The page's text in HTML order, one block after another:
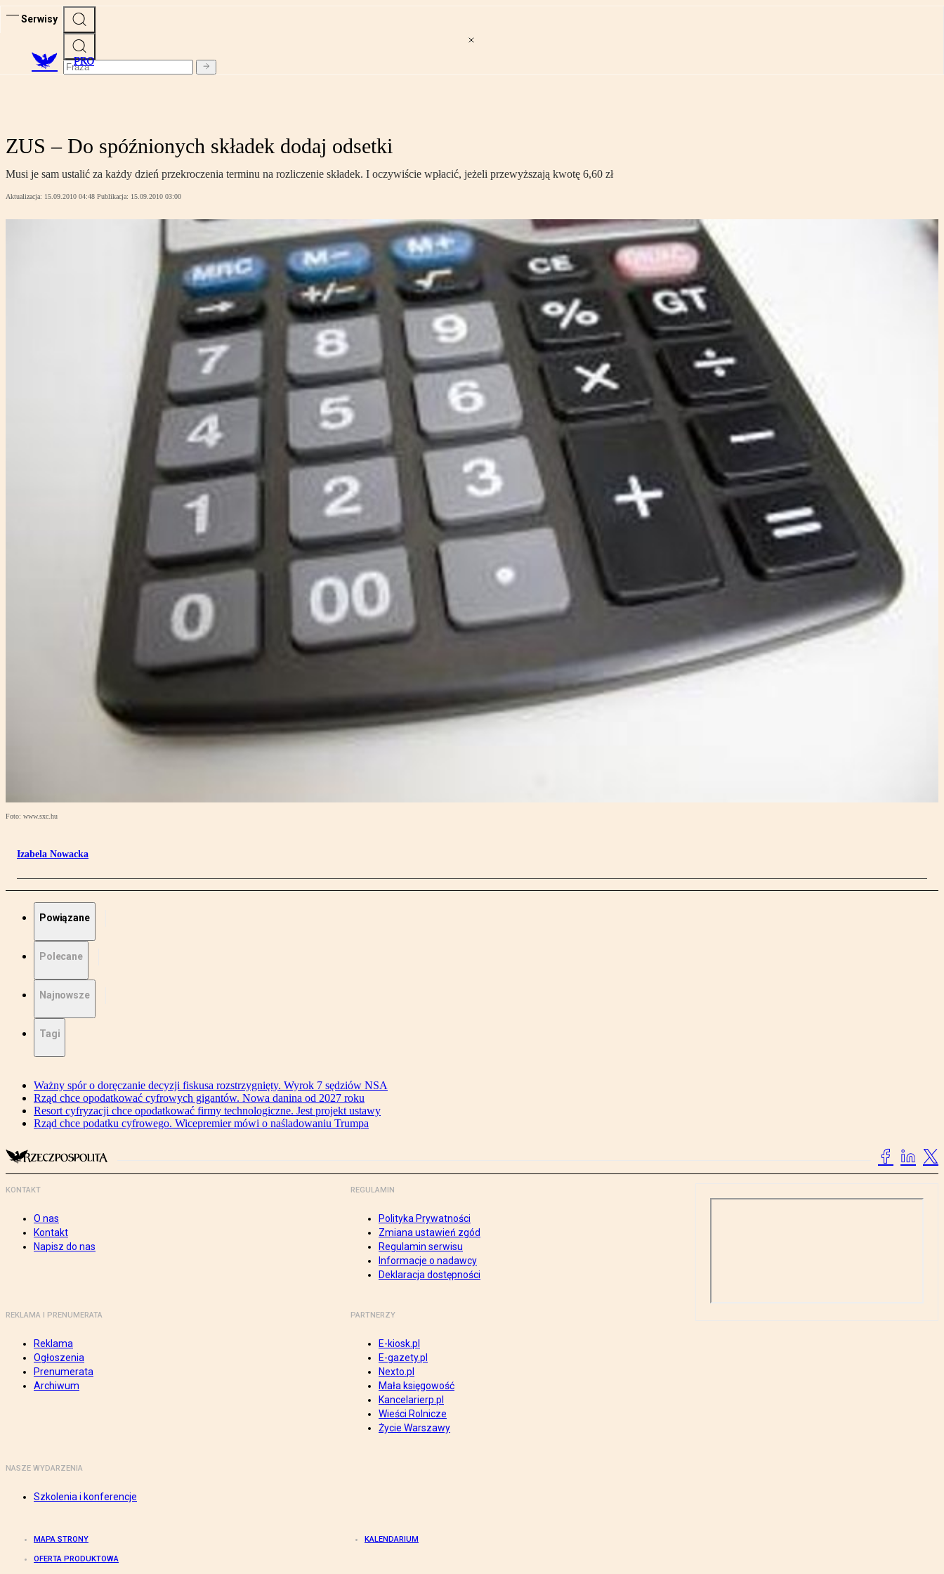
Serwisy
PRO
ZUS – Do spóźnionych składek dodaj odsetki
Musi je sam ustalić za każdy dzień przekroczenia terminu na rozliczenie składek. I oczywiście wpłacić, jeżeli przewyższają kwotę 6,60 zł
Aktualizacja: 15.09.2010 04:48 Publikacja: 15.09.2010 03:00
Foto: www.sxc.hu
Izabela Nowacka
Powiązane
Polecane
Najnowsze
Tagi
Ważny spór o doręczanie decyzji fiskusa rozstrzygnięty. Wyrok 7 sędziów NSA
Rząd chce opodatkować cyfrowych gigantów. Nowa danina od 2027 roku
Resort cyfryzacji chce opodatkować firmy technologiczne. Jest projekt ustawy
Rząd chce podatku cyfrowego. Wicepremier mówi o naśladowaniu Trumpa
KONTAKT
O nas
Kontakt
Napisz do nas
REGULAMIN
Polityka Prywatności
Zmiana ustawień zgód
Regulamin serwisu
Informacje o nadawcy
Deklaracja dostępności
REKLAMA I PRENUMERATA
Reklama
Ogłoszenia
Prenumerata
Archiwum
PARTNERZY
E-kiosk.pl
E-gazety.pl
Nexto.pl
Mała księgowość
Kancelarierp.pl
Wieści Rolnicze
Życie Warszawy
NASZE WYDARZENIA
Szkolenia i konferencje
MAPA STRONY KALENDARIUM
OFERTA PRODUKTOWA